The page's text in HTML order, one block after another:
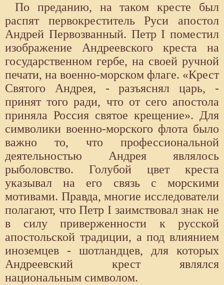
По преданию, на таком кресте был
распят первокреститель Руси апостол
Андрей Первозванный. Петр I поместил
изображение Андреевского креста на
государственном гербе, на своей ручной
печати, на военно-морском флаге. «Крест
Святого Андрея, - разъяснял царь, -
принят того ради, что от сего апостола
приняла Россия святое крещение». Для
символики военно-морского флота было
важно то, что профессиональной
деятельностью Андрея являлось
рыболовство. Голубой цвет креста
указывал на его связь с морскими
мотивами. Правда, многие исследователи
полагают, что Петр I заимствовал знак не
в силу приверженности к русской
апостольской традиции, а под влиянием
иноземцев - шотландцев, для которых
Андреевский крест являлся
национальным символом.